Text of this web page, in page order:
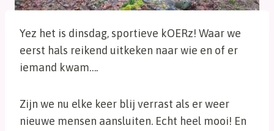
Yez het is dinsdag, sportieve kOERz! Waar we
eerst hals reikend uitkeken naar wie en of er
iemand kwam….
Zijn we nu elke keer blij verrast als er weer
nieuwe mensen aansluiten. Echt heel mooi! En